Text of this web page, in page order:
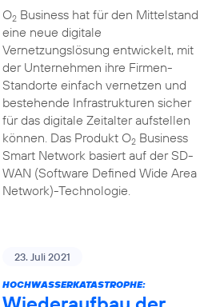
O2Business hat für den Mittelstand
eine neue digitale
Vernetzungslösung entwickelt, mit
der Unternehmen ihre Firmen-
Standorte einfach vernetzen und
bestehende Infrastrukturen sicher
für das digitale Zeitalter aufstellen
können. Das Produkt O2Business
Smart Network basiert auf der SD-
WAN (Software Defined Wide Area
Network)-Technologie.
23. Juli 2021
HOCHWASSERKATASTROPHE: